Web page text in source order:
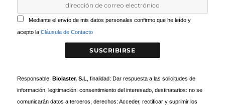
Mediante el envío de mis datos personales confirmo que he leído y
acepto laCláusula de Contacto
Responsable:Biolaster, S.L , finalidad: Dar respuesta a las solicitudes de
información, legitimación: consentimiento del interesado, destinatarios: no se
comunicarán datos a terceros, derechos: Acceder, rectificar y suprimir los